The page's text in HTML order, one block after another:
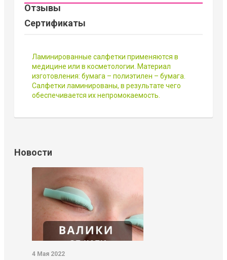
Отзывы
Сертификаты
Ламинированные салфетки применяются в
медицине или в косметологии. Материал
изготовления: бумага – полиэтилен – бумага.
Салфетки ламинированы, в результате чего
обеспечивается их непромокаемость.
Новости
4 Мая 2022